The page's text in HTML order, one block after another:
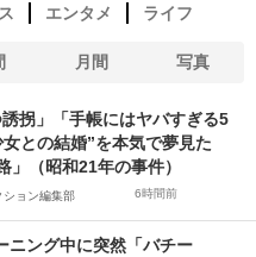
エンタメ ライフ
月間 写真
誘拐」「手帳にはヤバすぎる5
との結婚”を本気で夢見た
」（昭和21年の事件）
ション編集部 6時間前
ニング中に突然「バチー